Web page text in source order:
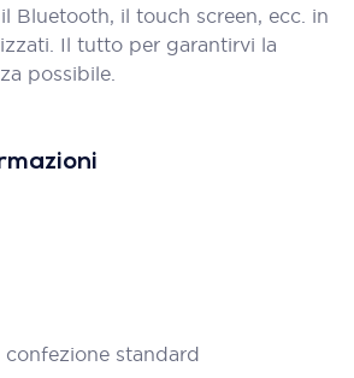
Bluetooth, il touch screen, ecc. in
Il tutto per garantirvi la
possibile.
standard